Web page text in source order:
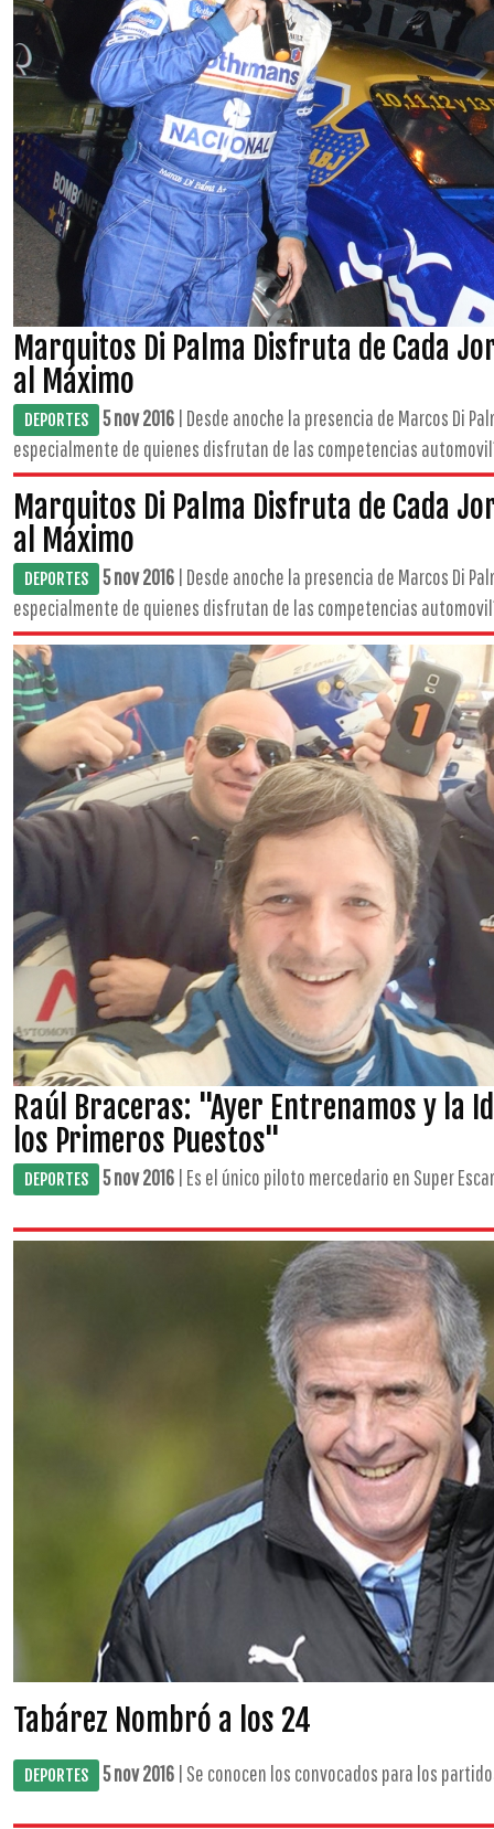
Marquitos Di Palma Disfruta de Cada
al Máximo
DEPORTES 5 nov 2016 | Desde anoche la presencia de Marcos Di
especialmente de quienes disfrutan de las competencias
Marquitos Di Palma Disfruta de Cada
al Máximo
DEPORTES 5 nov 2016 | Desde anoche la presencia de Marcos Di
especialmente de quienes disfrutan de las competencias
Raúl Braceras: "Ayer Entrenamos y la
los Primeros Puestos"
DEPORTES 5 nov 2016 | Es el único piloto mercedario en Super
Tabárez Nombró a los 24
DEPORTES 5 nov 2016 | Se conocen los convocados para los